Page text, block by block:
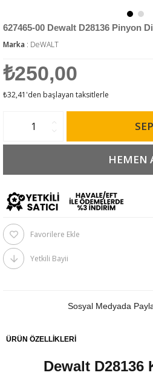
627465-00 Dewalt D28136 Pinyon
Marka : DeWALT
₺250,00
₺32,41 'den başlayan taksitlerle
Favorilere Ekle
Yetkili Bayii
Sosyal Medyada
ÜRÜN ÖZELLIKLERI
Dewalt D28136